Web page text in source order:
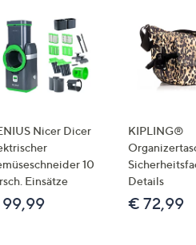
Nicer Dicer
10
Einsätze
KIPLING®
Details
€ 72,99